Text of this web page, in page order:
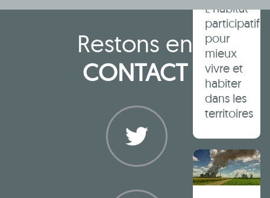
L’habitat
participatif
pour
mieux
vivre et
habiter
dans les
territoires
Restons en
CONTACT